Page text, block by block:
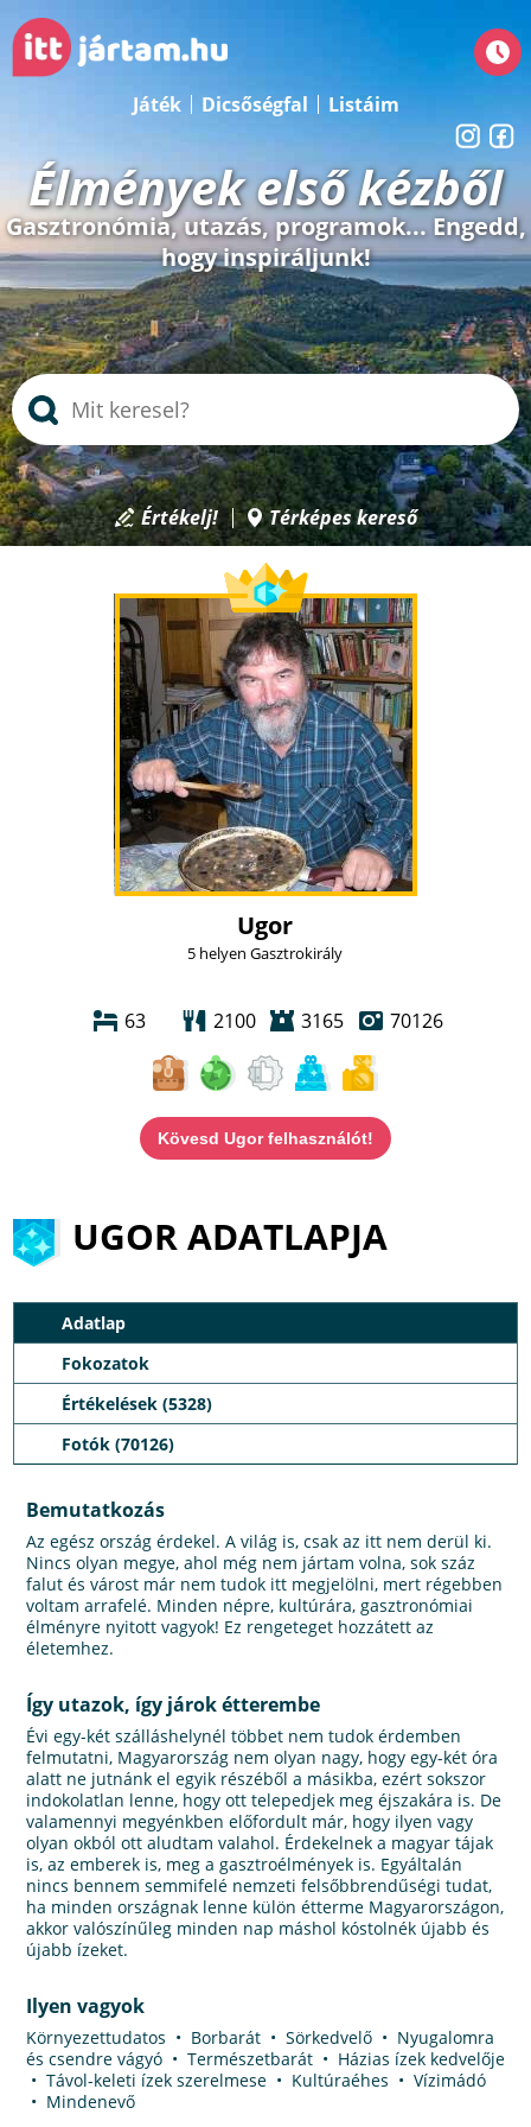
Játék Dicsőségfal Listáim
Élmények első kézből
Gasztronómia, utazás, programok... Engedd,
hogy inspiráljunk!
Értékelj! Térképes kereső
Ugor
5 helyen Gasztrokirály
63 2100 3165 70126
Kövesd Ugor felhasználót!
UGOR ADATLAPJA
Adatlap
Fokozatok
Értékelések (5328)
Fotók (70126)
Bemutatkozás
Az egész ország érdekel. A világ is, csak az itt nem derül ki.
Nincs olyan megye, ahol még nem jártam volna, sok száz
falut és várost már nem tudok itt megjelölni, mert régebben
voltam arrafelé. Minden népre, kultúrára, gasztronómiai
élményre nyitott vagyok! Ez rengeteget hozzátett az
életemhez.
Így utazok, így járok étterembe
Évi egy-két szálláshelynél többet nem tudok érdemben
felmutatni, Magyarország nem olyan nagy, hogy egy-két óra
alatt ne jutnánk el egyik részéből a másikba, ezért sokszor
indokolatlan lenne, hogy ott telepedjek meg éjszakára is. De
valamennyi megyénkben előfordult már, hogy ilyen vagy
olyan okból ott aludtam valahol. Érdekelnek a magyar tájak
is, az emberek is, meg a gasztroélmények is. Egyáltalán
nincs bennem semmifelé nemzeti felsőbbrendűségi tudat,
ha minden országnak lenne külön étterme Magyarországon,
akkor valószínűleg minden nap máshol kóstolnék újabb és
újabb ízeket.
Ilyen vagyok
Környezettudatos • Borbarát • Sörkedvelő • Nyugalomra
és csendre vágyó • Természetbarát • Házias ízek kedvelője
• Távol-keleti ízek szerelmese • Kultúraéhes • Vízimádó
• Mindenevő